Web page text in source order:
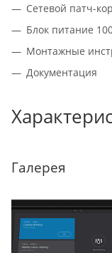
Сетевой патч-
Блок питание
Монтажные
Документация
Галерея